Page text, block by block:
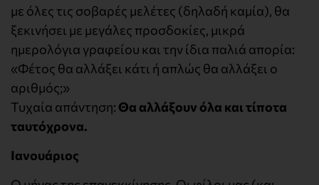
με όλες τις σοβαρές μελέτες (δηλαδή καμία), θα
ξεκινήσει με μεγάλες προσδοκίες, μικρά
ημερολόγια γραφείου και την ίδια παλιά απορία:
«Φέτος θα αλλάξει κάτι ή απλώς θα αλλάξει ο
αριθμός;»
Τυχαία απάντηση: Θα αλλάξουν όλα και τίποτα
ταυτόχρονα.
Ιανουάριος